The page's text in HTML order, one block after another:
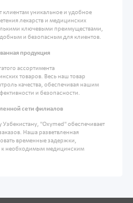
клиентам уникальное и удобное
лекарств и медицинских
ключевыми преимуществами,
и безопасным для клиентов.
продукция
ассортимента
товаров. Весь наш товар
качества, обеспечивая нашим
и безопасности.
сети филиалов
"Oxymed" обеспечивает
Наша разветвленная
временные задержки,
к необходимым медицинским